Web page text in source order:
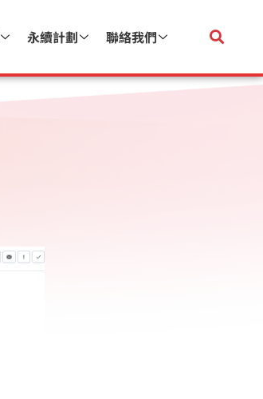
永續計劃 聯絡我們